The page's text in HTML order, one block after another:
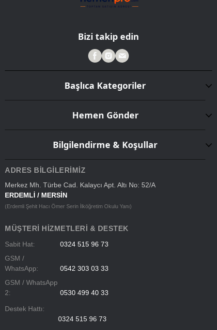
Bizi takip edin
Başlıca Kategoriler
Hemen Gönder
Bilgilendirme & Koşullar
ADRES BILGILERIMIZ
Merkez Mh. Türbe Cad. Kalaycı Apt. Altı No: 52/A
ERDEMLİ / MERSİN
(Erdemli Şehit Hacı Ömer Serin İlköğretim Okulu Yanı)
MÜŞTERI HIZMETLERI & DESTEK
Sabit Hat:
0324 515 96 73
GSM /
WhatsApp:
0542 303 03 33
GSM / WhatsApp
2:
0530 499 40 33
Destek Hattı:
0324 515 96 73